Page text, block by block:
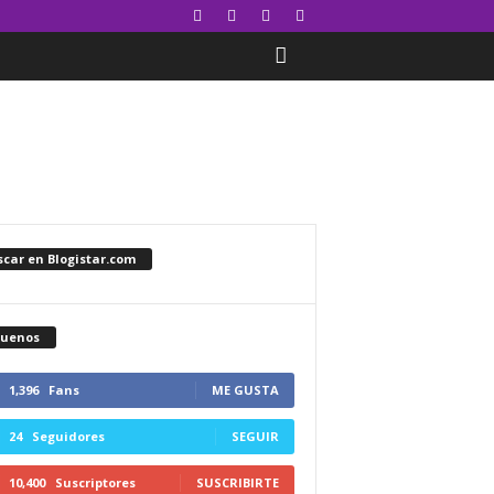
en Blogistar.com
1,396 Fans ME GUSTA
24 Seguidores SEGUIR
10,400 Suscriptores SUSCRIBIRTE